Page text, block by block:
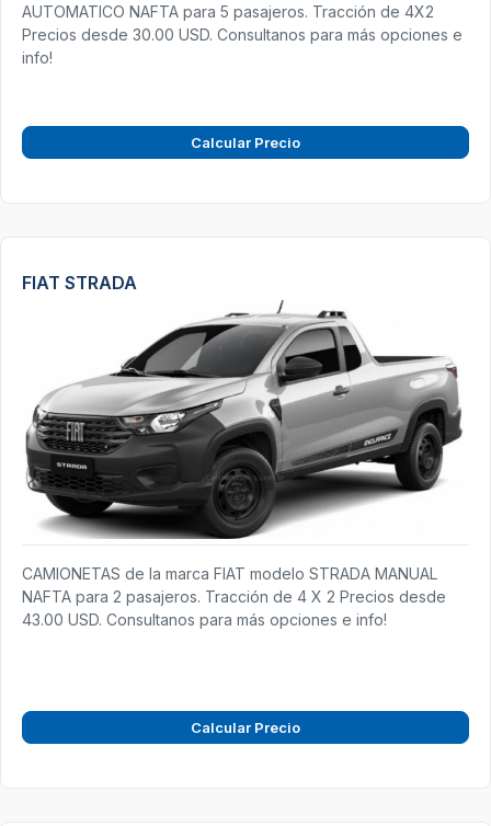
AUTOMATICO NAFTA para 5 pasajeros. Tracción de 4X2
Precios desde 30.00 USD. Consultanos para más opciones e
info!
Calcular Precio
FIAT STRADA
CAMIONETAS de la marca FIAT modelo STRADA MANUAL
NAFTA para 2 pasajeros. Tracción de 4 X 2 Precios desde
43.00 USD. Consultanos para más opciones e info!
Calcular Precio